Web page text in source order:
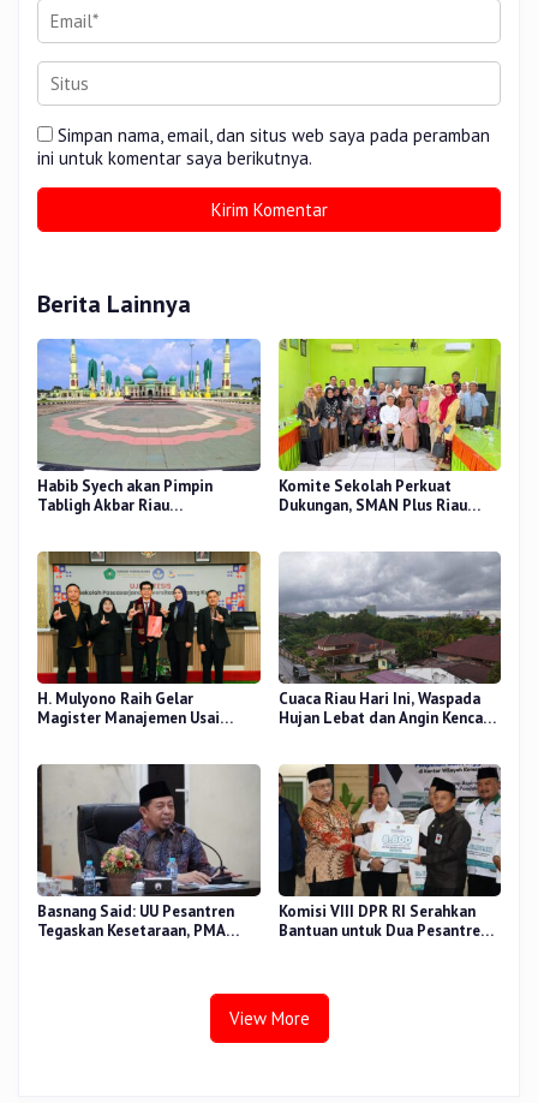
Simpan nama, email, dan situs web saya pada peramban
ini untuk komentar saya berikutnya.
Berita Lainnya
Habib Syech akan Pimpin
Tabligh Akbar Riau
Komite Sekolah Perkuat
Dukungan, SMAN Plus Riau
H. Mulyono Raih Gelar
Magister Manajemen Usai
Cuaca Riau Hari Ini, Waspada
Hujan Lebat dan Angin Kencang
Basnang Said: UU Pesantren
Tegaskan Kesetaraan, PMA
Komisi VIII DPR RI Serahkan
Bantuan untuk Dua Pesantren
View More